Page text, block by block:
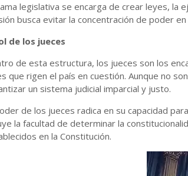
legislativa se encarga de crear leyes, la
busca evitar la concentración de poder
de los jueces
de esta estructura, los jueces son los
que rigen el país en cuestión. Aunque no
un sistema judicial imparcial y justo.
de los jueces radica en su capacidad
la facultad de determinar la
en la Constitución.